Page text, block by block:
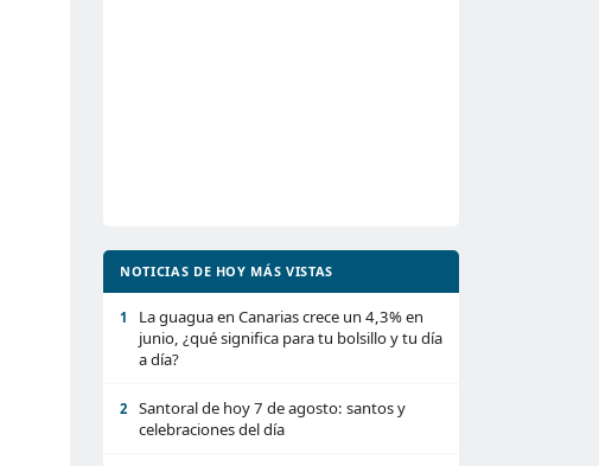
NOTICIAS DE HOY MÁS VISTAS
1
La guagua en Canarias crece un 4,3% en
junio, ¿qué significa para tu bolsillo y tu día
a día?
2
Santoral de hoy 7 de agosto: santos y
celebraciones del día